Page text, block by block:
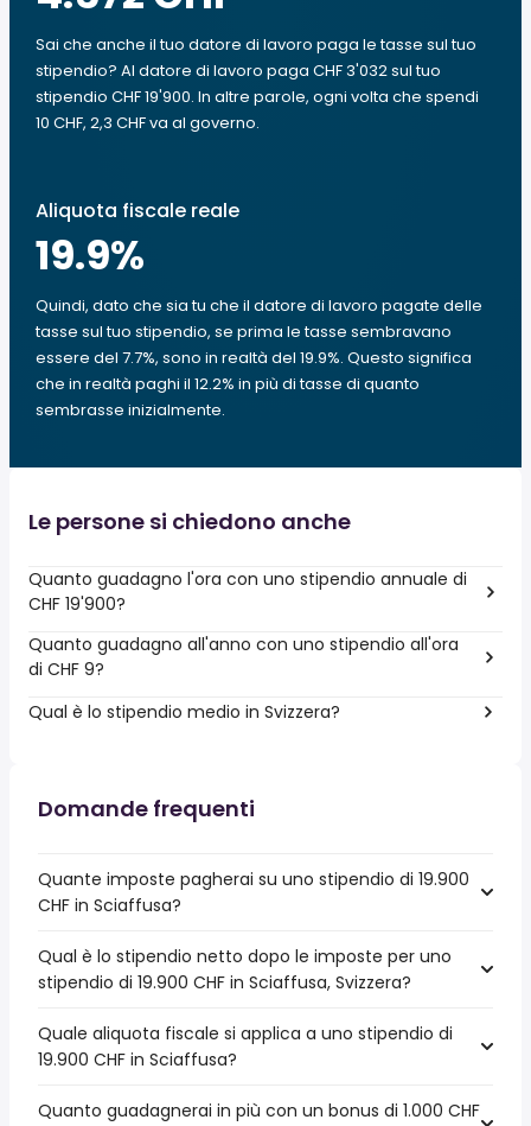
Sai che anche il tuo datore di lavoro paga le tasse sul tuo
stipendio? Al datore di lavoro paga CHF 3'032 sul tuo
stipendio CHF 19'900. In altre parole, ogni volta che spendi
10 CHF, 2,3 CHF va al governo.
Aliquota fiscale reale
19.9%
Quindi, dato che sia tu che il datore di lavoro pagate delle
tasse sul tuo stipendio, se prima le tasse sembravano
essere del 7.7%, sono in realtà del 19.9%. Questo significa
che in realtà paghi il 12.2% in più di tasse di quanto
sembrasse inizialmente.
Le persone si chiedono anche
Quanto guadagno l'ora con uno stipendio annuale di
CHF 19'900?
Quanto guadagno all'anno con uno stipendio all'ora
di CHF 9?
Qual è lo stipendio medio in Svizzera?
Domande frequenti
Quante imposte pagherai su uno stipendio di 19.900
CHF in Sciaffusa?
Qual è lo stipendio netto dopo le imposte per uno
stipendio di 19.900 CHF in Sciaffusa, Svizzera?
Quale aliquota fiscale si applica a uno stipendio di
19.900 CHF in Sciaffusa?
Quanto guadagnerai in più con un bonus di 1.000 CHF